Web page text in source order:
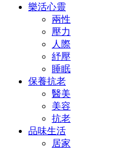
樂活心靈
兩性
壓力
人際
紓壓
睡眠
保養抗老
醫美
美容
抗老
品味生活
居家